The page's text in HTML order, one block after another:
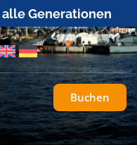
oder komplett
Buchen